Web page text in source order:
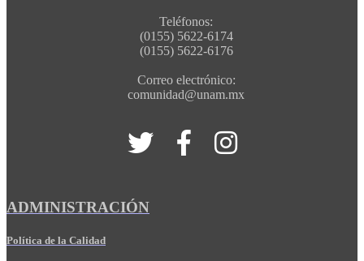
Teléfonos:
(0155) 5622-6174
(0155) 5622-6176
Correo electrónico:
comunidad@unam.mx
ADMINISTRACIÓN
Política de la Calidad